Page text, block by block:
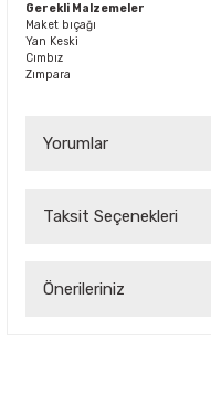
Gerekli Malzemeler
Maket bıçağı
Yan Keski
Cımbız
Zımpara
Yorumlar
Taksit Seçenekleri
Önerileriniz